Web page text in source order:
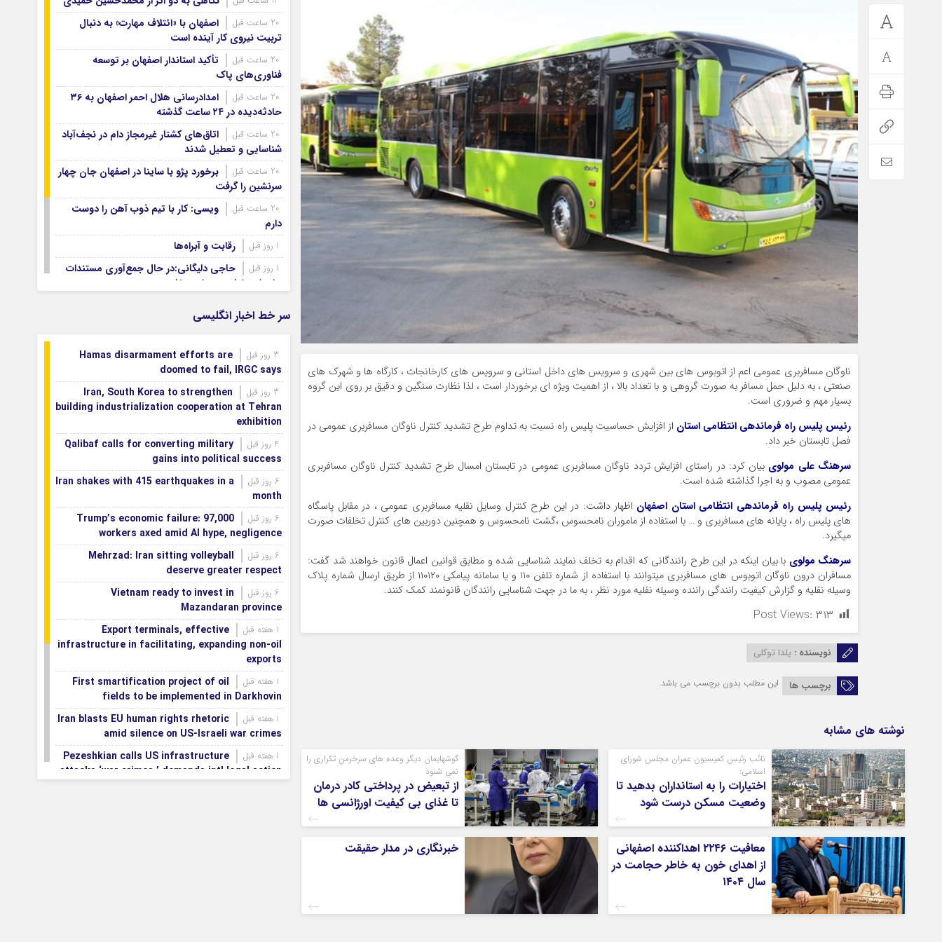
آرشیو ۱۳۹۸
آرشیو ۱۳۹۷
ناوگان مسافربری عمومی اعم از اتوبوس های بین شهری و سرویس های داخل استانی و سرویس های کارخانجات ، کارگاه ها و شهرک های
صنعتی ، به دلیل حمل مسافر به صورت گروهی و با تعداد بالا ، از اهمیت ویژه ای برخوردار است ، لذا نظارت سنگین و دقیق بر روی این گروه
بسیار مهم و ضروری است.
رئیس پلیس راه فرماندهی انتظامی استان از افزایش حساسیت پلیس راه نسبت به تداوم طرح تشدید کنترل ناوگان مسافربری عمومی در
فصل تابستان خبر داد.
سرهنگ علی مولوی بیان کرد: در راستای افزایش تردد ناوگان مسافربری عمومی در تابستان امسال طرح تشدید کنترل ناوگان مسافربری
عمومی مصوب و به اجرا گذاشته شده است.
رئیس پلیس راه فرماندهی انتظامی استان اصفهان اظهار داشت: در این طرح کنترل وسایل نقلیه مسافربری عمومی ، در مقابل پاسگاه
های پلیس راه ، پایانه های مسافربری و … با استفاده از ماموران نامحسوس ،گشت نامحسوس و همچنین دوربین های کنترل تخلفات صورت
می­گیرد.
سرهنگ مولوی با بیان اینکه در این طرح رانندگانی که اقدام به تخلف نمایند شناسایی شده و مطابق قوانین اعمال قانون خواهند شد گفت:
مسافران درون ناوگان اتوبوس های مسافربری می­توانند با استفاده از شماره تلفن ۱۱۰ و یا سامانه پیامکی ۱۱۰۱۲۰ از طریق ارسال شماره پلاک
وسیله نقلیه و گزارش کیفیت رانندگی راننده وسیله نقلیه مورد نظر ، به ما در جهت شناسایی رانندگان قانونمند کمک کنند.
Post Views: ۳۱۳
نویسنده : یلدا توکلی
برچسب ها این مطلب بدون برچسب می باشد.
نوشته های مشابه
نائب رئیس کمیسیون عمران مجلس شورای
اسلامی:
اختیارات را به استانداران بدهید تا
وضعیت مسکن درست شود
گوشهایمان دیگر وعده های سرخرمنِ تکراری را
نمی شنود
از تبعیض در پرداختی کادر درمان
تا غذای بی کیفیت اورژانسی ها
معافیت ۲۲۴۶ اهداکننده اصفهانی
از اهدای خون به خاطر حجامت در
سال ۱۴۰۴
خبرنگاری در مدار حقیقت
اصفهان با «ائتلاف مهارت» به دنبال
تربیت نیروی کار آینده است
تأکید استاندار اصفهان بر توسعه
فناوری‌های پاک
امدادرسانی هلال احمر اصفهان به ۳۶
حادثه‌دیده در ۲۴ ساعت گذشته
اتاق‌های کشتار غیرمجاز دام در نجف‌آباد
شناسایی و تعطیل شدند
برخورد پژو با ساینا در اصفهان جان چهار
سرنشین را گرفت
ویسی: کار با تیم ذوب آهن را دوست
دارم
رقابت و آبراه‌ها
حاجی دلیگانی:در حال جمع‌آوری مستندات
برای استیضاح وزیر امور خارجه هستیم
ارتقای ایمنی و افزایش رضایتمندی
شهروندان منطقه ۷
انسانیت در جنوب
سر خط اخبار انگلیسی
Hamas disarmament efforts are
doomed to fail, IRGC says
Iran, South Korea to strengthen
building industrialization cooperation at Tehran
exhibition
Qalibaf calls for converting military
gains into political success
Iran shakes with 415 earthquakes in a
month
Trump’s economic failure: 97,000
workers axed amid AI hype, negligence
Mehrzad: Iran sitting volleyball
deserve greater respect
Vietnam ready to invest in
Mazandaran province
Export terminals, effective
infrastructure in facilitating, expanding non-oil
exports
First smartification project of oil
fields to be implemented in Darkhovin
Iran blasts EU human rights rhetoric
amid silence on US-Israeli war crimes
Pezeshkian calls US infrastructure
attacks ‘war crimes,’ demands intl legal action